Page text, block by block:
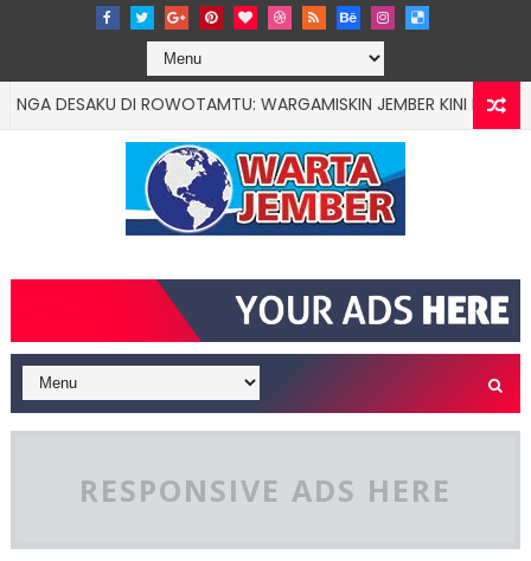
DESAKU DI ROWOTAMTU: WARGAMISKIN JEMBER KINI PUNYA
RESPONSIVE ADS HERE